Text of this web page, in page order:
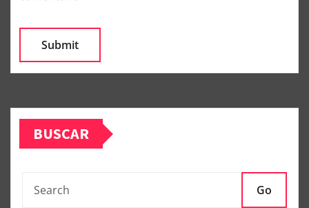
BUSCAR
Go